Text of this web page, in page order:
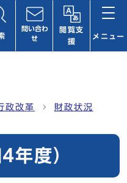
問い合わ
せ
閲覧支
援
メニュー
政改革 財政状況
年度）